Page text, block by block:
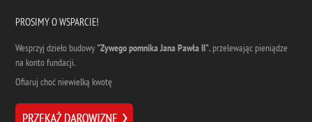
PROSIMY O WSPARCIE!
Wesprzyj dzieło budowy "Zywego pomnika Jana Pawła II", przelewając pieniądze
na konto fundacji.
Ofiaruj choć niewielką kwotę